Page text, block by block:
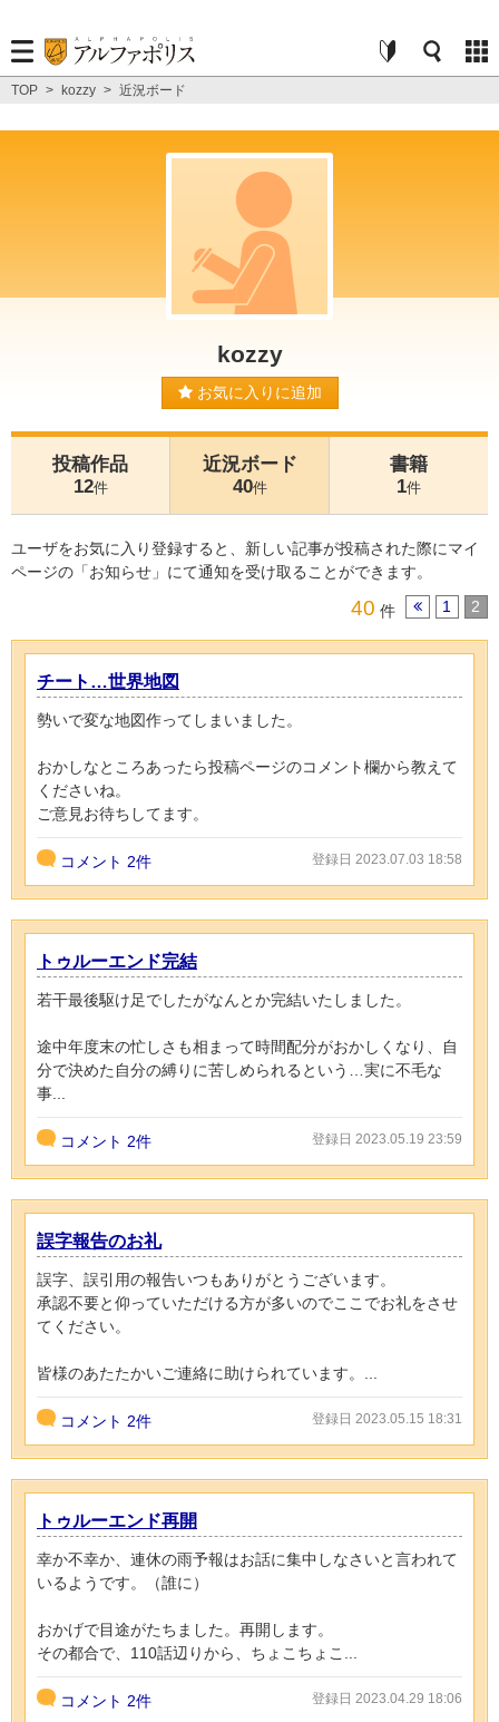
TOP > kozzy > 近況ボード
kozzy
お気に入りに追加
投稿作品
12件
近況ボード
40件
書籍
1件
ユーザをお気に入り登録すると、新しい記事が投稿された際にマイ
ページの「お知らせ」にて通知を受け取ることができます。
40 件 1 2
チート…世界地図
勢いで変な地図作ってしまいました。
おかしなところあったら投稿ページのコメント欄から教えて
くださいね。
ご意見お待ちしてます。
コメント 2件 登録日 2023.07.03 18:58
トゥルーエンド完結
若干最後駆け足でしたがなんとか完結いたしました。
途中年度末の忙しさも相まって時間配分がおかしくなり、自
分で決めた自分の縛りに苦しめられるという…実に不毛な
事...
コメント 2件 登録日 2023.05.19 23:59
誤字報告のお礼
誤字、誤引用の報告いつもありがとうございます。
承認不要と仰っていただける方が多いのでここでお礼をさせ
てください。
皆様のあたたかいご連絡に助けられています。...
コメント 2件 登録日 2023.05.15 18:31
トゥルーエンド再開
幸か不幸か、連休の雨予報はお話に集中しなさいと言われて
いるようです。（誰に）
おかげで目途がたちました。再開します。
その都合で、110話辺りから、ちょこちょこ...
コメント 2件 登録日 2023.04.29 18:06